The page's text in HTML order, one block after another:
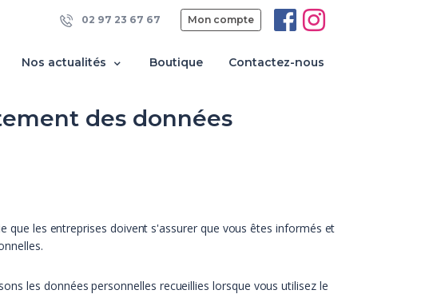
Nos actualités Boutique Contactez-nous
02 97 23 67 67 Mon compte
des données
que les entreprises doivent s'assurer que vous êtes informés et
les données personnelles recueillies lorsque vous utilisez le